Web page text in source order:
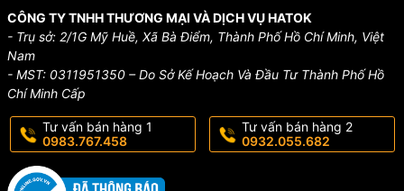
CÔNG TY TNHH THƯƠNG MẠI VÀ DỊCH VỤ HATOK
- Trụ sở: 2/1G Mỹ Huề, Xã Bà Điểm, Thành Phố Hồ Chí Minh, Việt
Nam
- MST: 0311951350 – Do Sở Kế Hoạch Và Đầu Tư Thành Phố Hồ
Chí Minh Cấp
Tư vấn bán hàng 1
0983.767.458
Tư vấn bán hàng 2
0932.055.682